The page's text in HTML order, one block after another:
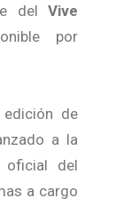
del Vive
por
de
a la
del
a cargo